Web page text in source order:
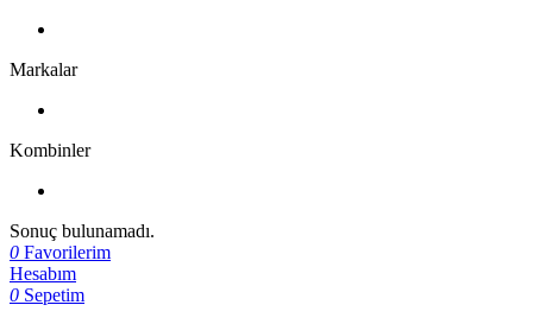
Markalar
Kombinler
Sonuç bulunamadı.
0 Favorilerim
Hesabım
0 Sepetim